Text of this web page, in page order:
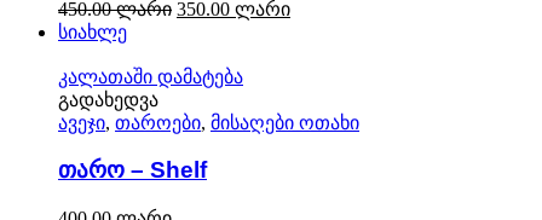
450.00ლარი 350.00 ლარი
სიახლე
კალათაში დამატება
გადახედვა
ავეჯი, თაროები, მისაღები ოთახი
თარო – Shelf